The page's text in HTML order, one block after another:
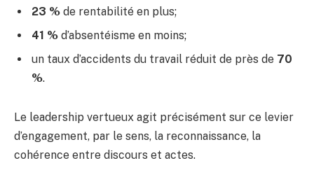
23 % de rentabilité en plus;
41 % d’absentéisme en moins;
un taux d’accidents du travail réduit de près de 70
%.
Le leadership vertueux agit précisément sur ce levier
d’engagement, par le sens, la reconnaissance, la
cohérence entre discours et actes.